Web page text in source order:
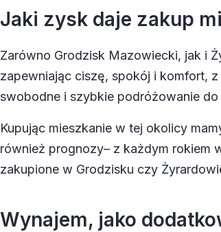
Jaki zysk daje zakup
Zarówno Grodzisk Mazowiecki, jak i
zapewniając ciszę, spokój i komfort,
swobodne i szybkie podróżowanie
Kupując mieszkanie w tej okolicy
również prognozy– z każdym rokiem
zakupione w Grodzisku czy
Wynajem, jako